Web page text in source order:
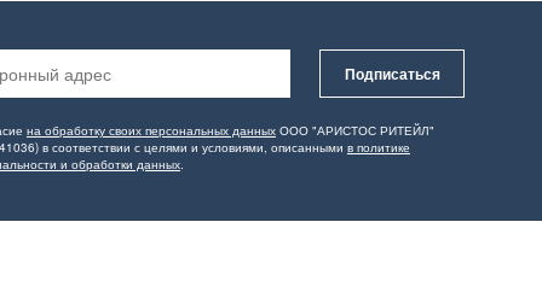
Подписаться
на обработку своих персональных данныхООО "АРИСТОС РИТЕЙЛ"
в соответствии с целями и условиями, описанными в политике
и обработки данных.